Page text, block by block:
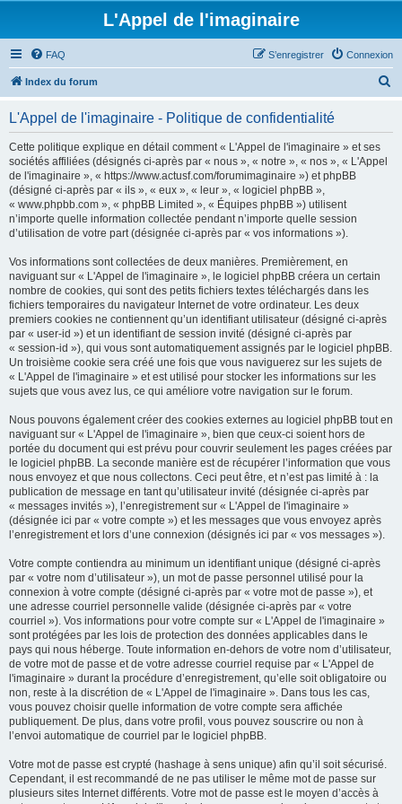
L'Appel de l'imaginaire
FAQ Connexion
S’enregistrer
Index du forum
L'Appel de l'imaginaire - Politique de confidentialité
Cette politique explique en détail comment « L'Appel de l'imaginaire » et ses
sociétés affiliées (désignés ci-après par « nous », « notre », « nos », « L'Appel
de l'imaginaire », « https://www.actusf.com/forumimaginaire ») et phpBB
(désigné ci-après par « ils », « eux », « leur », « logiciel phpBB »,
« www.phpbb.com », « phpBB Limited », « Équipes phpBB ») utilisent
n’importe quelle information collectée pendant n’importe quelle session
d’utilisation de votre part (désignée ci-après par « vos informations »).
Vos informations sont collectées de deux manières. Premièrement, en
naviguant sur « L'Appel de l'imaginaire », le logiciel phpBB créera un certain
nombre de cookies, qui sont des petits fichiers textes téléchargés dans les
fichiers temporaires du navigateur Internet de votre ordinateur. Les deux
premiers cookies ne contiennent qu’un identifiant utilisateur (désigné ci-après
par « user-id ») et un identifiant de session invité (désigné ci-après par
« session-id »), qui vous sont automatiquement assignés par le logiciel phpBB.
Un troisième cookie sera créé une fois que vous naviguerez sur les sujets de
« L'Appel de l'imaginaire » et est utilisé pour stocker les informations sur les
sujets que vous avez lus, ce qui améliore votre navigation sur le forum.
Nous pouvons également créer des cookies externes au logiciel phpBB tout en
naviguant sur « L'Appel de l'imaginaire », bien que ceux-ci soient hors de
portée du document qui est prévu pour couvrir seulement les pages créées par
le logiciel phpBB. La seconde manière est de récupérer l’information que vous
nous envoyez et que nous collectons. Ceci peut être, et n’est pas limité à : la
publication de message en tant qu’utilisateur invité (désignée ci-après par
« messages invités »), l’enregistrement sur « L'Appel de l'imaginaire »
(désignée ici par « votre compte ») et les messages que vous envoyez après
l’enregistrement et lors d’une connexion (désignés ici par « vos messages »).
Votre compte contiendra au minimum un identifiant unique (désigné ci-après
par « votre nom d’utilisateur »), un mot de passe personnel utilisé pour la
connexion à votre compte (désigné ci-après par « votre mot de passe »), et
une adresse courriel personnelle valide (désignée ci-après par « votre
courriel »). Vos informations pour votre compte sur « L'Appel de l'imaginaire »
sont protégées par les lois de protection des données applicables dans le
pays qui nous héberge. Toute information en-dehors de votre nom d’utilisateur,
de votre mot de passe et de votre adresse courriel requise par « L'Appel de
l'imaginaire » durant la procédure d’enregistrement, qu’elle soit obligatoire ou
non, reste à la discrétion de « L'Appel de l'imaginaire ». Dans tous les cas,
vous pouvez choisir quelle information de votre compte sera affichée
publiquement. De plus, dans votre profil, vous pouvez souscrire ou non à
l’envoi automatique de courriel par le logiciel phpBB.
Votre mot de passe est crypté (hashage à sens unique) afin qu’il soit sécurisé.
Cependant, il est recommandé de ne pas utiliser le même mot de passe sur
plusieurs sites Internet différents. Votre mot de passe est le moyen d’accès à